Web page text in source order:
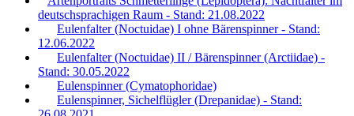
deutschsprachigen Raum - Stand: 21.08.2022
Eulenfalter (Noctuidae) I ohne Bärenspinner - Stand:
12.06.2022
Eulenfalter (Noctuidae) II / Bärenspinner (Arctiidae) -
Stand: 30.05.2022
Eulenspinner (Cymatophoridae)
Eulenspinner, Sichelflügler (Drepanidae) - Stand: